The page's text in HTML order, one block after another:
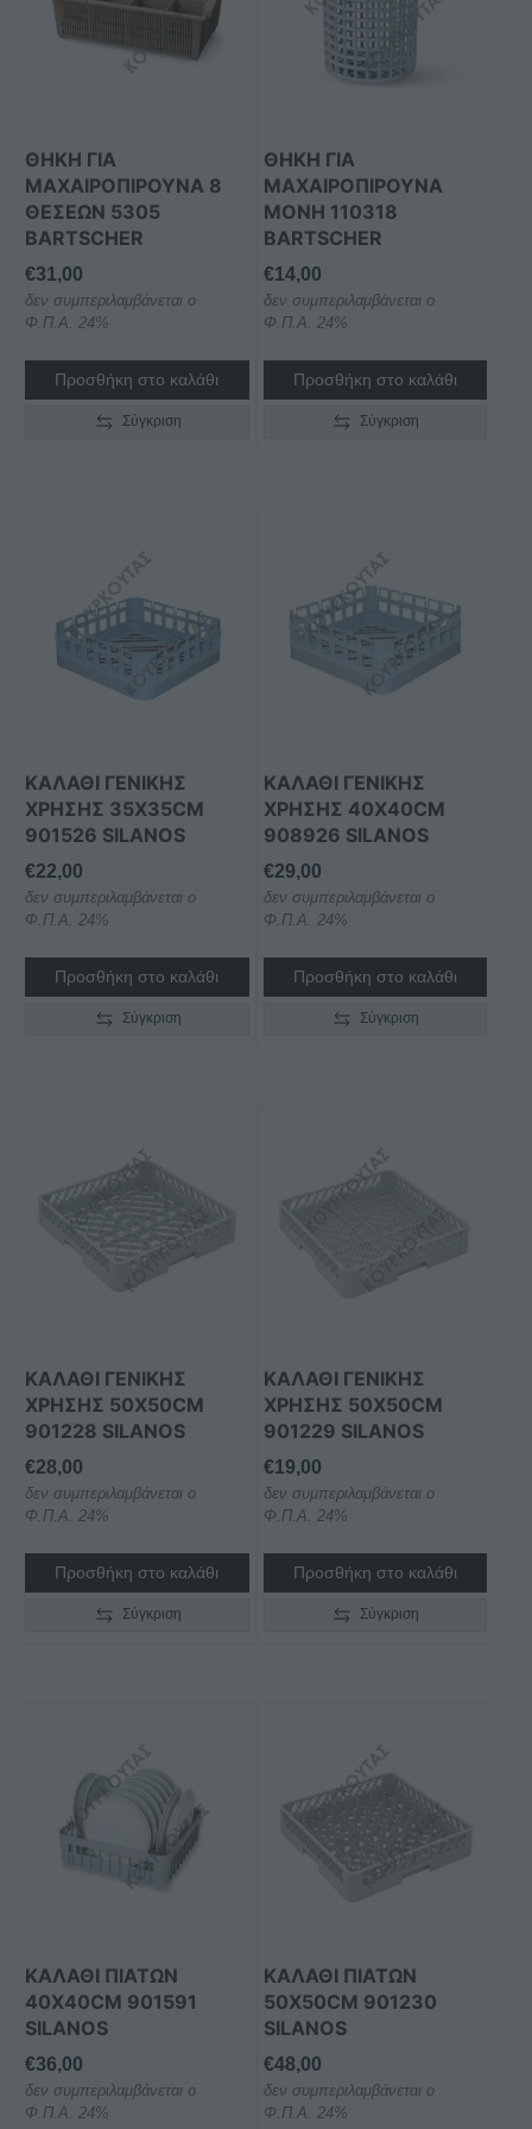
ΘΗΚΗ ΓΙΑ
ΜΑΧΑΙΡΟΠΙΡΟΥΝΑ 8
ΘΕΣΕΩΝ 5305
BARTSCHER
€31,00
δεν συμπεριλαμβάνεται ο
Φ.Π.Α. 24%
Προσθήκη στο καλάθι
Σύγκριση
ΘΗΚΗ ΓΙΑ
ΜΑΧΑΙΡΟΠΙΡΟΥΝΑ
ΜΟΝΗ 110318
BARTSCHER
€14,00
δεν συμπεριλαμβάνεται ο
Φ.Π.Α. 24%
Προσθήκη στο καλάθι
Σύγκριση
ΚΑΛΑΘΙ ΓΕΝΙΚΗΣ
ΧΡΗΣΗΣ 35X35CM
901526 SILANOS
€22,00
δεν συμπεριλαμβάνεται ο
Φ.Π.Α. 24%
Προσθήκη στο καλάθι
Σύγκριση
ΚΑΛΑΘΙ ΓΕΝΙΚΗΣ
ΧΡΗΣΗΣ 40X40CM
908926 SILANOS
€29,00
δεν συμπεριλαμβάνεται ο
Φ.Π.Α. 24%
Προσθήκη στο καλάθι
Σύγκριση
ΚΑΛΑΘΙ ΓΕΝΙΚΗΣ
ΧΡΗΣΗΣ 50X50CM
901228 SILANOS
€28,00
δεν συμπεριλαμβάνεται ο
Φ.Π.Α. 24%
Προσθήκη στο καλάθι
Σύγκριση
ΚΑΛΑΘΙ ΓΕΝΙΚΗΣ
ΧΡΗΣΗΣ 50X50CM
901229 SILANOS
€19,00
δεν συμπεριλαμβάνεται ο
Φ.Π.Α. 24%
Προσθήκη στο καλάθι
Σύγκριση
ΚΑΛΑΘΙ ΠΙΑΤΩΝ
40X40CM 901591
SILANOS
€36,00
δεν συμπεριλαμβάνεται ο
Φ.Π.Α. 24%
ΚΑΛΑΘΙ ΠΙΑΤΩΝ
50X50CM 901230
SILANOS
€48,00
δεν συμπεριλαμβάνεται ο
Φ.Π.Α. 24%